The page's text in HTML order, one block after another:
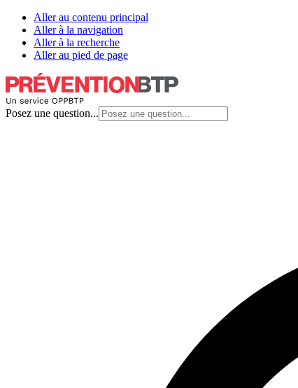
Aller au contenu principal
Aller à la navigation
Aller à la recherche
Aller au pied de page
Posez une question...